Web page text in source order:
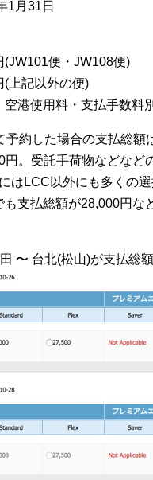
1月31日
(JW101便・JW108便)
(上記以外の便)
港使用料・支払手数料
予約した場合の支払総
。受託手荷物などなど
はLCC以外にも多くの
も支払総額が28,000円
〜 台北(松山)が支払総